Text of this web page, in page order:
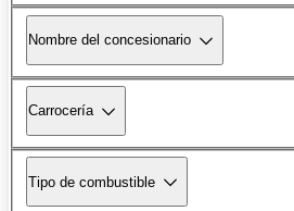
Nombre del concesionario
Carrocería
Tipo de combustible